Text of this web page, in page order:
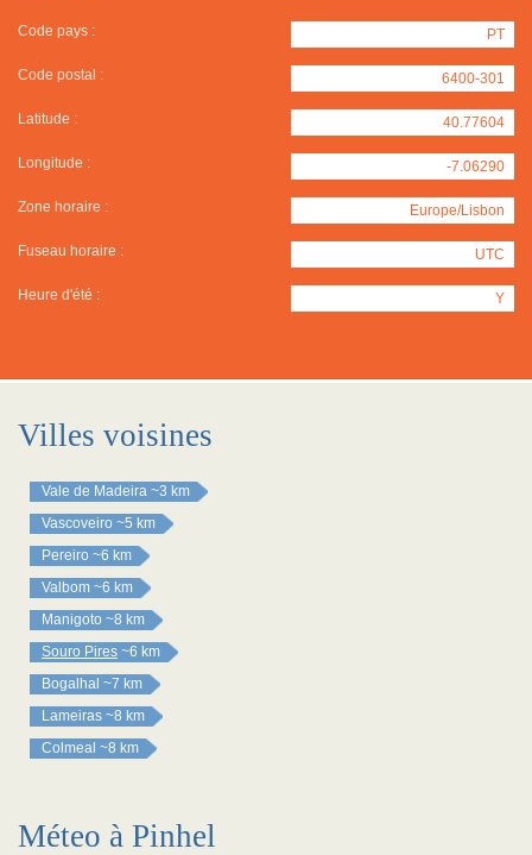
Code pays : PT
Code postal : 6400-301
Latitude : 40.77604
Longitude : -7.06290
Zone horaire : Europe/Lisbon
Fuseau horaire : UTC
Heure d'été : Y
Villes voisines
Vale de Madeira ~3 km
Vascoveiro ~5 km
Pereiro ~6 km
Valbom ~6 km
Manigoto ~8 km
Souro Pires ~6 km
Bogalhal ~7 km
Lameiras ~8 km
Colmeal ~8 km
Méteo à Pinhel